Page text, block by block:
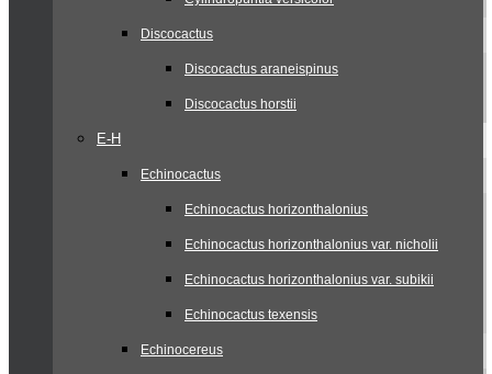
Discocactus
Discocactus araneispinus
Discocactus horstii
E-H
Echinocactus
Echinocactus horizonthalonius
Echinocactus horizonthalonius var. nicholii
Echinocactus horizonthalonius var. subikii
Echinocactus texensis
Echinocereus